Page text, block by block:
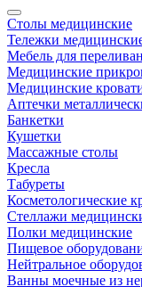
Столы медицинские
Тележки
Мебель для
Медицинские
Медицинские
Аптечки
Банкетки
Кушетки
Массажные столы
Кресла
Табуреты
Косметологические
Стеллажи
Полки медицинские
Пищевое
Нейтральное
Ванны моечные из